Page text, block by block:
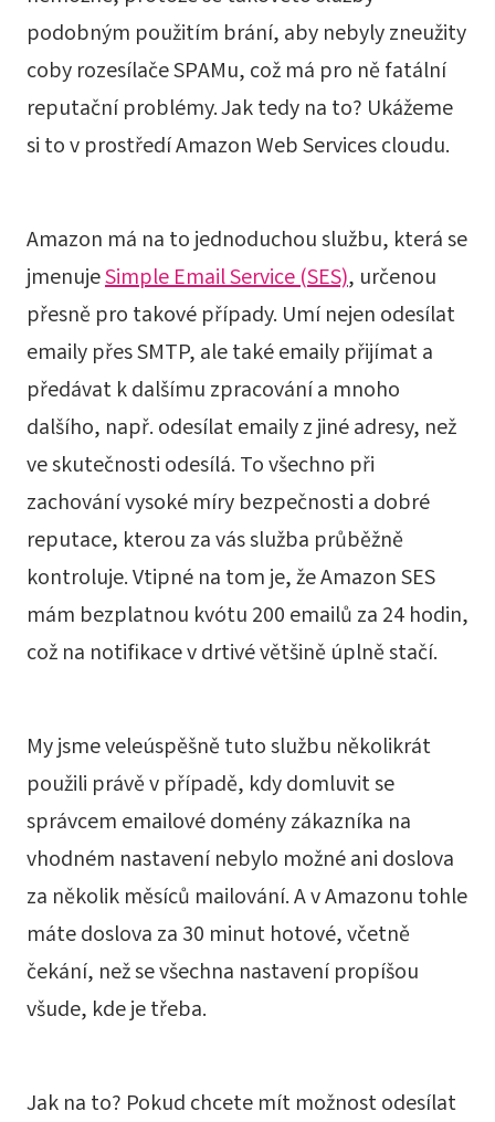
podobným použitím brání, aby nebyly zneužity
coby rozesílače SPAMu, což má pro ně fatální
reputační problémy. Jak tedy na to? Ukážeme
si to v prostředí Amazon Web Services cloudu.
Amazon má na to jednoduchou službu, která se
jmenujeSimple Email Service (SES), určenou
přesně pro takové případy. Umí nejen odesílat
emaily přes SMTP, ale také emaily přijímat a
předávat k dalšímu zpracování a mnoho
dalšího, např. odesílat emaily z jiné adresy, než
ve skutečnosti odesílá. To všechno při
zachování vysoké míry bezpečnosti a dobré
reputace, kterou za vás služba průběžně
kontroluje. Vtipné na tom je, že Amazon SES
mám bezplatnou kvótu 200 emailů za 24 hodin,
což na notifikace v drtivé většině úplně stačí.
My jsme veleúspěšně tuto službu několikrát
použili právě v případě, kdy domluvit se
správcem emailové domény zákazníka na
vhodném nastavení nebylo možné ani doslova
za několik měsíců mailování. A v Amazonu tohle
máte doslova za 30 minut hotové, včetně
čekání, než se všechna nastavení propíšou
všude, kde je třeba.
Jak na to? Pokud chcete mít možnost odesílat